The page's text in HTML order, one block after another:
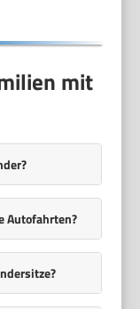
mit
Autofahrten?